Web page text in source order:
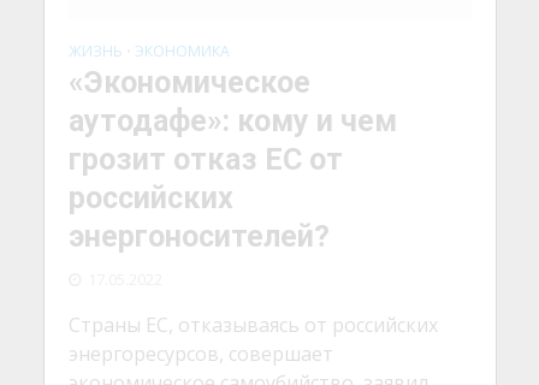
российских
энергоносителей?
Страны ЕС, отказываясь от российских
энергоресурсов, совершает
экономическое самоубийство, заявил